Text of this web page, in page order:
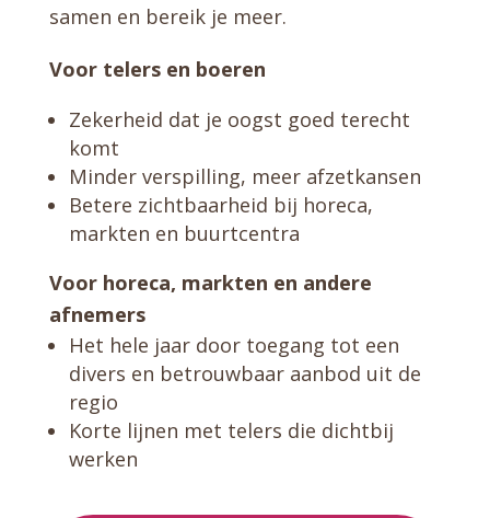
samen en bereik je meer.
Voor telers en boeren
Zekerheid dat je oogst goed terecht
komt
Minder verspilling, meer afzetkansen
Betere zichtbaarheid bij horeca,
markten en buurtcentra
Voor horeca, markten en andere
afnemers
Het hele jaar door toegang tot een
divers en betrouwbaar aanbod uit de
regio
Korte lijnen met telers die dichtbij
werken